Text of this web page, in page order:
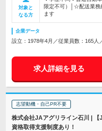
対象と
なる方
限定不可）│☆配送業務
ます
企業データ
設立：1978年4月／従業員数：165人
求人詳細を見る
志望動機・自己PR不要
株式会社JAアグリライン石川 |
資格取得支援制度あり！